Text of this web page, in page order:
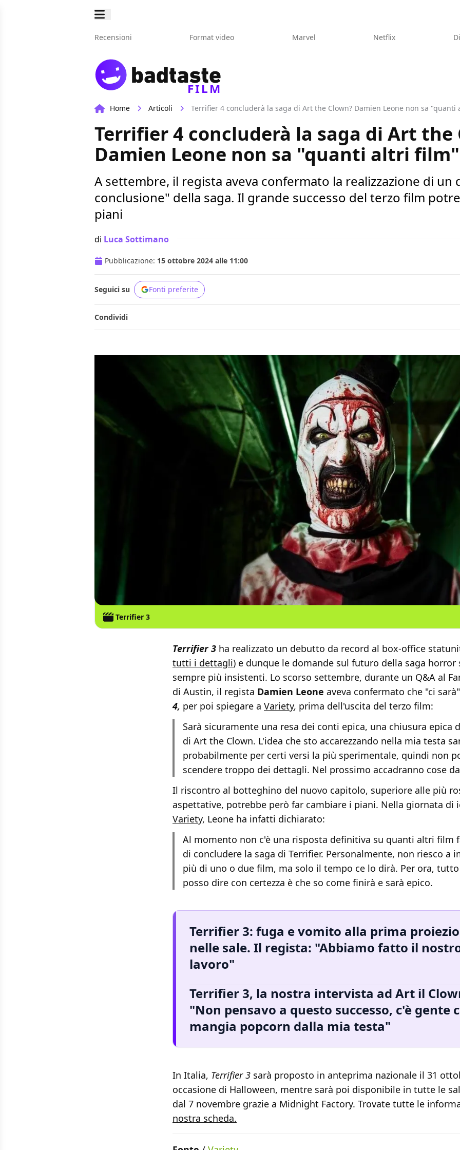
Recensioni Format video Marvel Netflix
FILM
Home Articoli Terrifier 4 concluderà la saga di Art the Clown? Damien Leone non sa
Terrifier 4 concluderà la saga di Art the
Damien Leone non sa "quanti altri
A settembre, il regista aveva confermato la realizzazione di
conclusione" della saga. Il grande successo del terzo film
piani
di Luca Sottimano
Pubblicazione: 15 ottobre 2024 alle 11:00
Seguici su Fonti preferite
Condividi
Terrifier 3
Terrifier 3 ha realizzato un debutto da record al box-office
tutti i dettagli) e dunque le domande sul futuro della saga horror
sempre più insistenti. Lo scorso settembre, durante un Q&A al
di Austin, il regista Damien Leone aveva confermato che "ci
4, per poi spiegare a Variety, prima dell'uscita del terzo film:
Sarà sicuramente una resa dei conti epica, una chiusura epica
di Art the Clown. L'idea che sto accarezzando nella mia testa
probabilmente per certi versi la più sperimentale, quindi non
scendere troppo dei dettagli. Nel prossimo accadranno cose
Il riscontro al botteghino del nuovo capitolo, superiore alle più
aspettative, potrebbe però far cambiare i piani. Nella giornata di
Variety, Leone ha infatti dichiarato:
Al momento non c'è una risposta definitiva su quanti altri film
di concludere la saga di Terrifier. Personalmente, non riesco a
più di uno o due film, ma solo il tempo ce lo dirà. Per ora,
posso dire con certezza è che so come finirà e sarà epico.
Terrifier 3: fuga e vomito alla prima
nelle sale. Il regista: "Abbiamo fatto il
lavoro"
Terrifier 3, la nostra intervista ad Art il
"Non pensavo a questo successo, c'è gente
mangia popcorn dalla mia testa"
In Italia, Terrifier 3 sarà proposto in anteprima nazionale il 31
occasione di Halloween, mentre sarà poi disponibile in tutte le
dal 7 novembre grazie a Midnight Factory. Trovate tutte le
nostra scheda.